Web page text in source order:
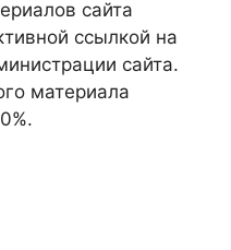
сайта
ссылкой на
сайта.
материала